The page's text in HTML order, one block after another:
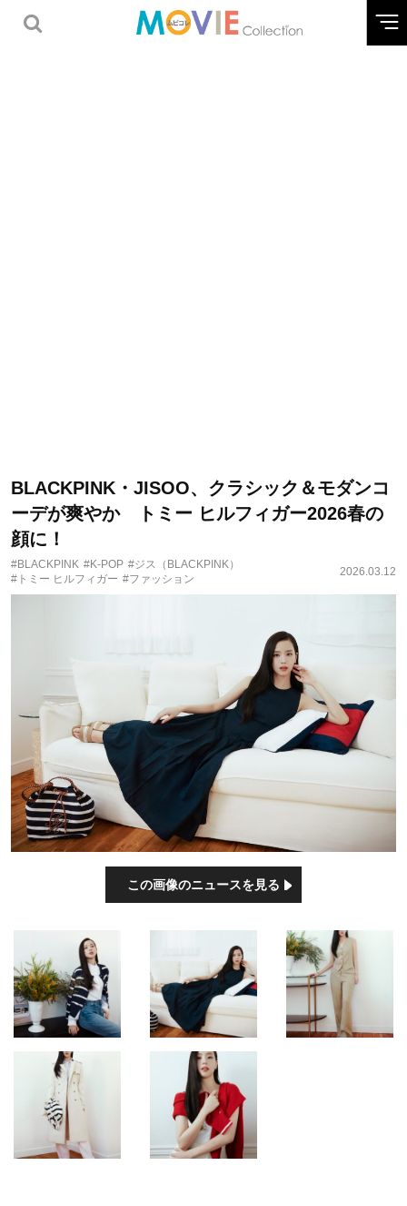
BLACKPINK・JISOO、クラシック＆モダンコ
ーデが爽やか トミー ヒルフィガー2026春の
顔に！
#BLACKPINK #K-POP #ジス（BLACKPINK）
#トミー ヒルフィガー #ファッション
2026.03.12
この画像のニュースを見る